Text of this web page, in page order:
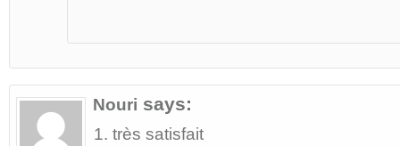
Nouri says:
1. très satisfait